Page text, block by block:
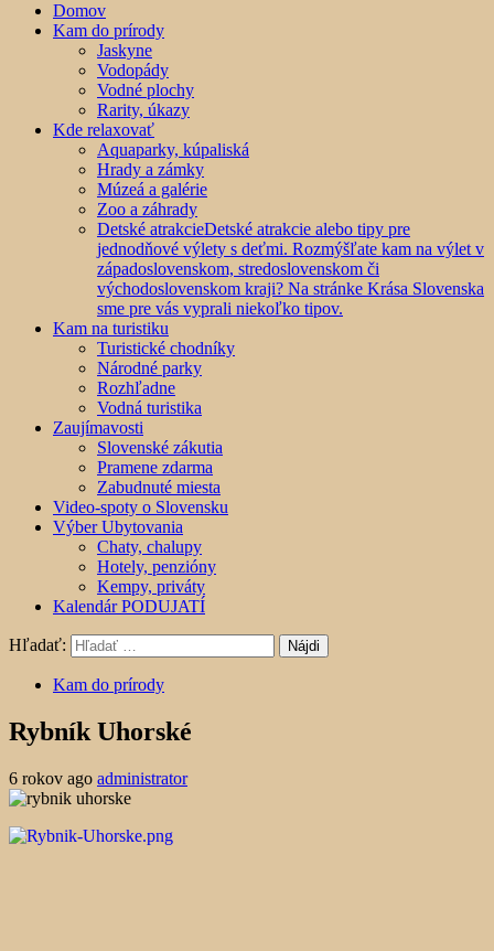
Domov
Kam do prírody
Jaskyne
Vodopády
Vodné plochy
Rarity, úkazy
Kde relaxovať
Aquaparky, kúpaliská
Hrady a zámky
Múzeá a galérie
Zoo a záhrady
Detské atrakcieDetské atrakcie alebo tipy pre
jednodňové výlety s deťmi. Rozmýšľate kam na výlet v
západoslovenskom, stredoslovenskom či
východoslovenskom kraji? Na stránke Krása Slovenska
sme pre vás vyprali niekoľko tipov.
Kam na turistiku
Turistické chodníky
Národné parky
Rozhľadne
Vodná turistika
Zaujímavosti
Slovenské zákutia
Pramene zdarma
Zabudnuté miesta
Video-spoty o Slovensku
Výber Ubytovania
Chaty, chalupy
Hotely, penzióny
Kempy, priváty
Kalendár PODUJATÍ
Hľadať:
Kam do prírody
Rybník Uhorské
6 rokov ago administrator